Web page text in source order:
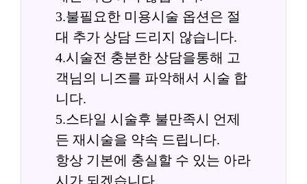
3.불필요한 미용시술 옵션은 절
대 추가 상담 드리지 않습니다.
4.시술전 충분한 상담을통해 고
객님의 니즈를 파악해서 시술 합
니다.
5.스타일 시술후 불만족시 언제
든 재시술을 약속 드립니다.
항상 기본에 충실할 수 있는 아라
시가 되겠습니다.